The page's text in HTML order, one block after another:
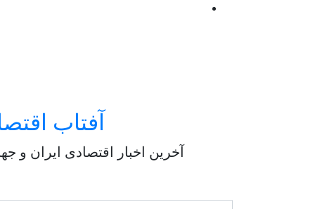
آفتاب
آخرین اخبار اقتصادی ایران و